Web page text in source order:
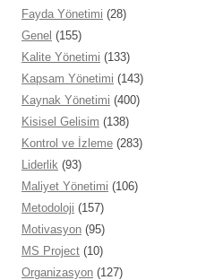
Fayda Yönetimi (28)
Genel (155)
Kalite Yönetimi (133)
Kapsam Yönetimi (143)
Kaynak Yönetimi (400)
Kisisel Gelisim (138)
Kontrol ve İzleme (283)
Liderlik (93)
Maliyet Yönetimi (106)
Metodoloji (157)
Motivasyon (95)
MS Project (10)
Organizasyon (127)